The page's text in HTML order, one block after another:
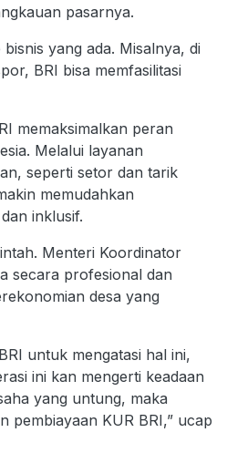
pasarnya.
yang ada. Misalnya, di
BRI bisa memfasilitasi
memaksimalkan peran
Melalui layanan
seperti setor dan tarik
memudahkan
inklusif.
Menteri Koordinator
secara profesional dan
desa yang
untuk mengatasi hal ini,
ini kan mengerti keadaan
yang untung, maka
pembiayaan KUR BRI,” ucap